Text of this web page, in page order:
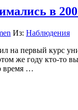
в
Из: Наблюдения
на первый курс
же году кто-то
время …